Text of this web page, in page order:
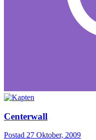
Centerwall
Postad 27 Oktober, 2009